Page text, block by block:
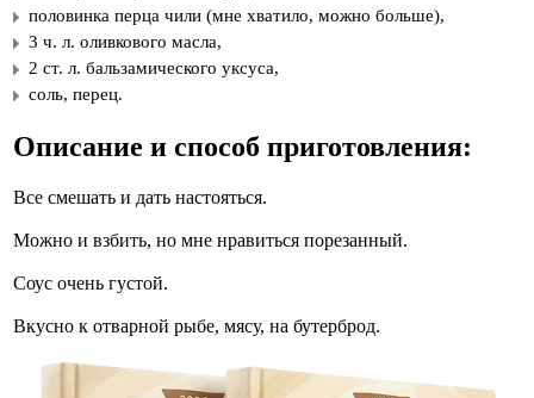
половинка перца чили (мне хватило, можно больше),
3 ч. л. оливкового масла,
2 ст. л. бальзамического уксуса,
соль, перец.
Описание и способ приготовления:
Все смешать и дать настояться.
Можно и взбить, но мне нравиться порезанный.
Соус очень густой.
Вкусно к отварной рыбе, мясу, на бутерброд.